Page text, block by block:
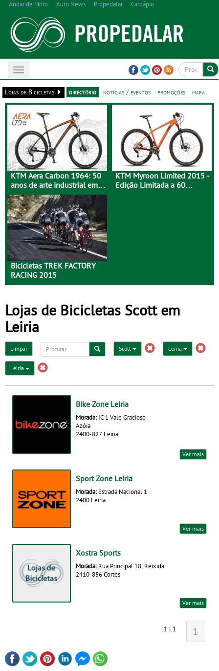
Andar de Moto Auto News Propedalar Cardápio
Toggle
navigation
Lojas de Bicicletas
directório notícias / eventos promoções mapa
KTM Aera Carbon 1964: 50
anos de arte industrial em
carbono
KTM Myroon Limited 2015 -
Edição Limitada a 60
Bicicletas TREK FACTORY
RACING 2015
Lojas de Bicicletas Scott em
Leiria
Limpar Scott Leiria
Leiria
Bike Zone Leiria
Morada: IC 1 Vale Gracioso
Azóia
2400-827 Leiria
Ver mais
Sport Zone Leiria
Morada: Estrada Nacional 1
2400 Leiria
Ver mais
Xostra Sports
Morada: Rua Principal 18, Reixida
2410-856 Cortes
Ver mais
1 | 1 1